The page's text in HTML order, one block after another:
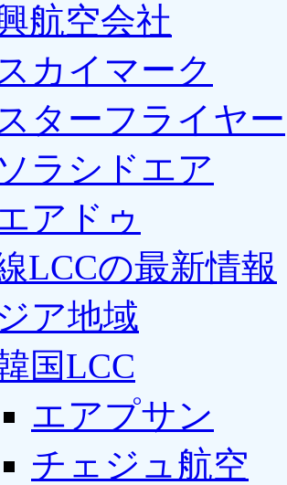
航空会社
スカイマーク
スターフライヤー
ソラシドエア
アドゥ
LCCの最新情報
ア地域
国LCC
エアプサン
チェジュ航空